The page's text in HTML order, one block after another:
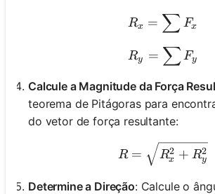
R_x =
Rx = ∑ Fx
R_y =
Ry = ∑Fy
Calcule a Magnitude da Força
teorema de Pitágoras para
do vetor de força resultante:
R =
R = Rx
2 + Ry
2
Determine a Direção: Calcule o